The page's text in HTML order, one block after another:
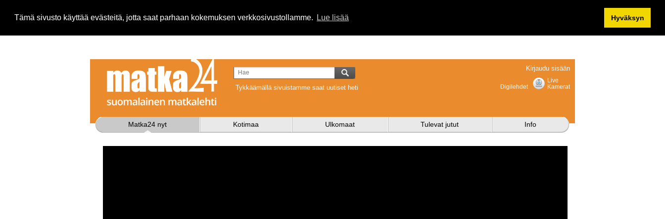
Tämä sivusto käyttää evästeitä, jotta saat parhaan kokemuksen verkkosivustollamme. Lue lisää Hyväksyn
Tykkäämällä sivuistamme saat uutiset heti
Kirjaudu sisään
Live
Kamerat
Digilehdet
Matka24 nyt Kotimaa Ulkomaat Tulevat jutut Info